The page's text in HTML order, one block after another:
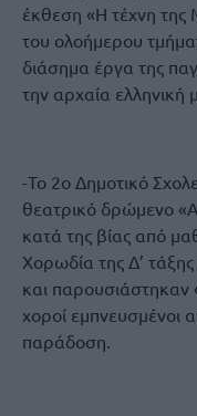
έκθεση «Η τέχνη της
του ολοήμερου
διάσημα έργα της
την αρχαία ελληνική
-Το 2ο Δημοτικό
θεατρικό δρώμενο
κατά της βίας από
Χορωδία της Δ’
και παρουσιάστηκαν
χοροί εμπνευσμένοι
παράδοση.